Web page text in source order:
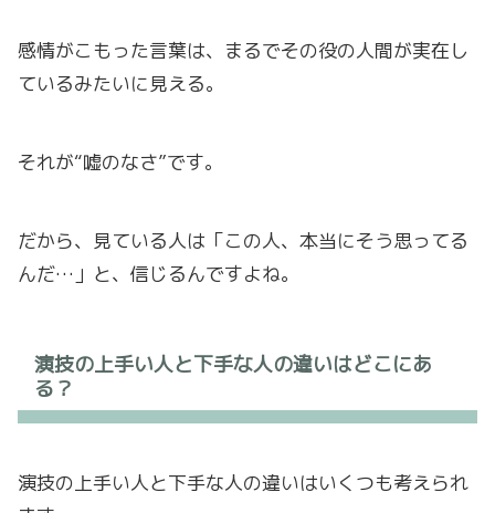
感情がこもった言葉は、まるでその役の人間が実在し
ているみたいに見える。
それが“嘘のなさ”です。
だから、見ている人は「この人、本当にそう思ってる
んだ…」と、信じるんですよね。
演技の上手い人と下手な人の違いはどこにあ
る？
演技の上手い人と下手な人の違いはいくつも考えられ